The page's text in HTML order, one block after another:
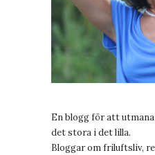
En blogg för att
det stora i det lilla.
Bloggar om friluftsliv,